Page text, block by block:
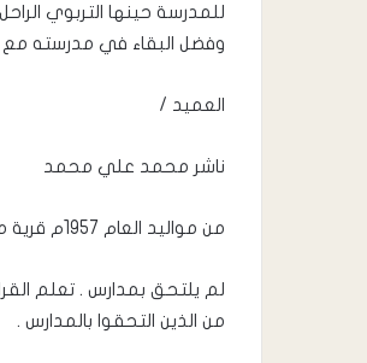
للمدرسة حينها التربوي
وفضل البقاء في مدرسته مع
العميد /
ناشر محمد علي محمد
من مواليد العام 1957م قرية محصوص كرش لحج .
لم يلتحق بمدارس . تعلم
من الذين التحقوا بالمدارس .